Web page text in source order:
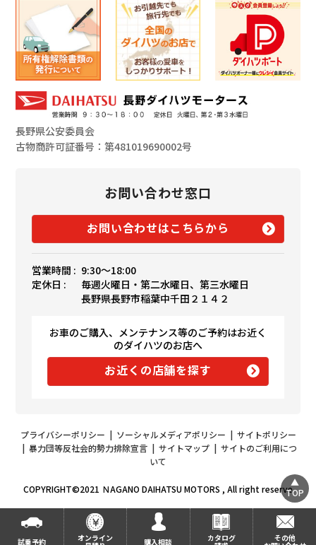
長野県公安委員会
古物商許可証番号：第481019690002号
お問い合わせ窓口
お問い合わせはこちらから
営業時間 : 9:30〜18:00
定休日 :
毎週火曜日・第二水曜日、第三水曜日
長野県長野市稲葉中千田２１４２
お車のご購入、メンテナンス等のご予約はお近く
のダイハツのお店へ
お近くの店舗を探す
プライバシーポリシー | ソーシャルメディアポリシー | サイトポリシー
| 暴力団等反社会的勢力排除宣言| サイトマップ| サイトのご利用につ
いて
COPYRIGHT©2021 ＮAGANO DAIHATSU MOTORS , All right reserveTOP
試乗予約 オンライン 購入相談 カタログ その他